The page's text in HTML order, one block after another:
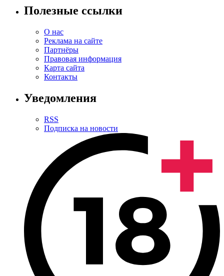
Полезные ссылки
О нас
Реклама на сайте
Партнёры
Правовая информация
Карта сайта
Контакты
Уведомления
RSS
Подписка на новости